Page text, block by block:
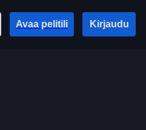
Avaa pelitili Kirjaudu